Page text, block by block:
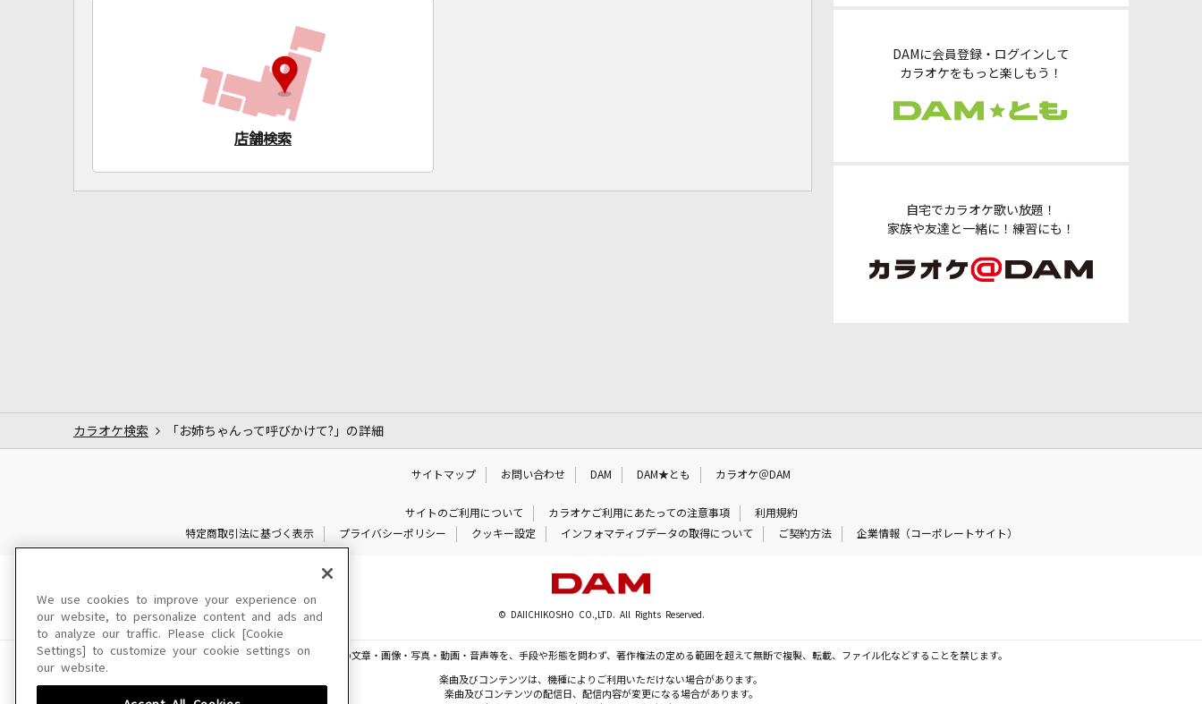
DAMに会員登録・ログインして
カラオケをもっと楽しもう！
自宅でカラオケ歌い放題！
家族や友達と一緒に！練習にも！
店舗検索
カラオケ検索 「お姉ちゃんって呼びかけて?」の詳細
サイトマップ お問い合わせ DAM DAM★とも カラオケ＠DAM
サイトのご利用について カラオケご利用にあたっての注意事項
利用規約
特定商取引法に基づく表示
プライバシーポリシー クッキー設定 インフォマティブデータの取得について ご契約方法 企業情報（コーポレートサイト）
© DAIICHIKOSHO CO.,LTD. All Rights Reserved.
このサイトに掲載されている一切の文章・画像・写真・動画・音声等を、手段や形態を問わず、著作権法の定める範囲を超えて無断で複製、転載、ファイル化などすることを禁じます。
楽曲及びコンテンツは、機種によりご利用いただけない場合があります。
楽曲及びコンテンツの配信日、配信内容が変更になる場合があります。
We use cookies to improve your experience on
our website, to personalize content and ads and
to analyze our traffic. Please click [Cookie
Settings] to customize your cookie settings on
our website.